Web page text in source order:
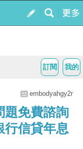
我的
訂閱
embodyahgy2r
題免費諮詢
行信貸年息